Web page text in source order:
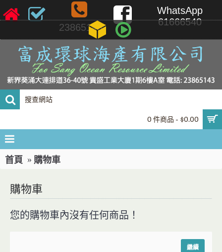
23865143
WhatsApp
61666540
0 件商品 - $0.00
首頁 購物車
購物車
您的購物車內沒有任何商品！
繼續